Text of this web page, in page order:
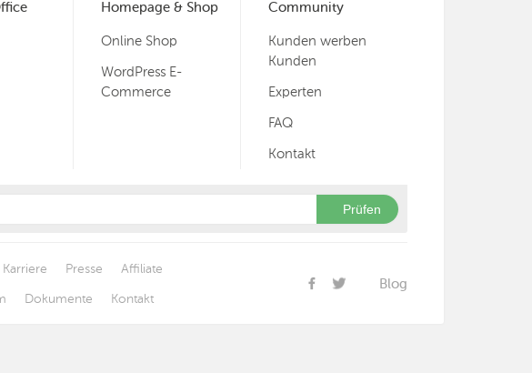
Homepage & Shop
Online Shop
WordPress E-
Commerce
Community
Kunden werben
Kunden
Experten
FAQ
Kontakt
Prüfen
Karriere Presse
Affiliate
Dokumente Kontakt
Blog